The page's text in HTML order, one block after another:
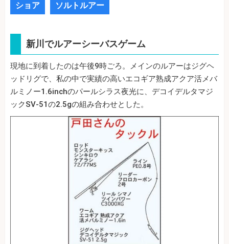
ショア ソルトルアー
新川でルアーシーバスゲーム
現地に到着したのは午後9時ごろ。メインのルアーはジグヘ
ッドリグで、私の中で実績の高いエコギア熟成アクア活メバ
ルミノー1.6inchのパールシラス夜光に、デコイデルタマジ
ックSV‐51の2.5gの組み合わせとした。